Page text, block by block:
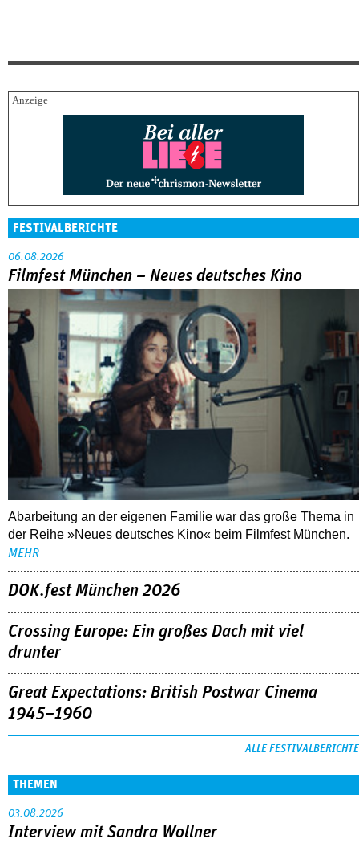
FESTIVALBERICHTE
06.08.2026
Filmfest München – Neues deutsches Kino
Abarbeitung an der eigenen Familie war das große Thema in
der Reihe »Neues deutsches Kino« beim Filmfest München.
MEHR
DOK.fest München 2026
Crossing Europe: Ein großes Dach mit viel
drunter
Great Expectations: British Postwar Cinema
1945–1960
ALLE FESTIVALBERICHTE
THEMEN
03.08.2026
Interview mit Sandra Wollner